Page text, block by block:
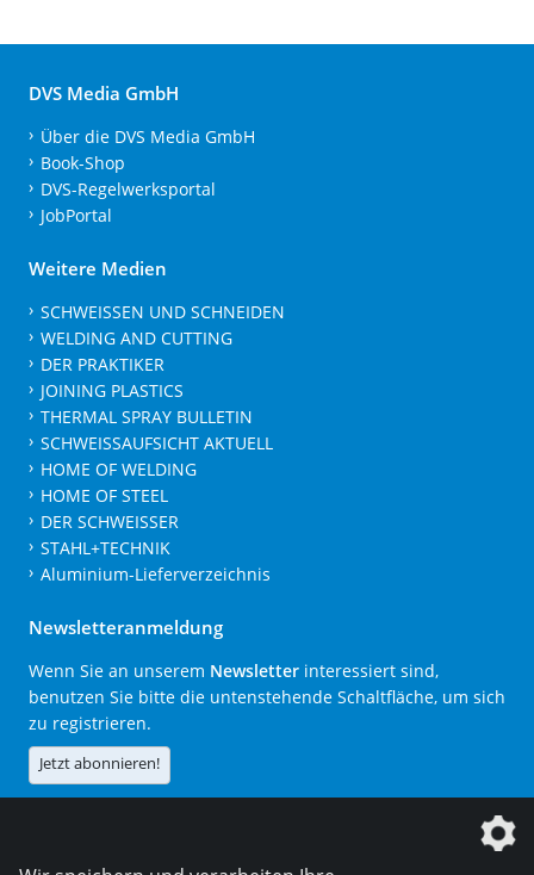
DVS Media GmbH
Über die DVS Media GmbH
Book-Shop
DVS-Regelwerksportal
JobPortal
Weitere Medien
SCHWEISSEN UND SCHNEIDEN
WELDING AND CUTTING
DER PRAKTIKER
JOINING PLASTICS
THERMAL SPRAY BULLETIN
SCHWEISSAUFSICHT AKTUELL
HOME OF WELDING
HOME OF STEEL
DER SCHWEISSER
STAHL+TECHNIK
Aluminium-Lieferverzeichnis
Newsletteranmeldung
Wenn Sie an unserem Newsletter interessiert sind,
benutzen Sie bitte die untenstehende Schaltfläche, um sich
zu registrieren.
Jetzt abonnieren!
Die DVS Media GmbH ist ein Unternehmen der